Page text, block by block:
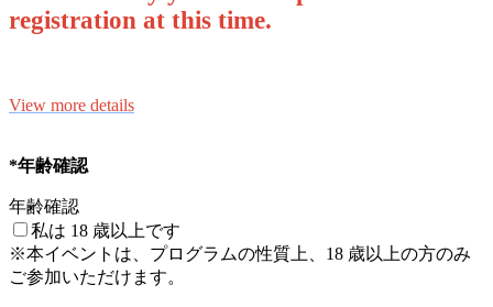
registration at this time.
View more details
*年齢確認
年齢確認
私は 18 歳以上です
※本イベントは、プログラムの性質上、18 歳以上の方のみ
ご参加いただけます。